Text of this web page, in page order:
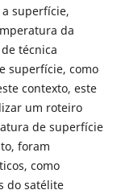
superfície,
da
técnica
superfície, como
contexto, este
um roteiro
de superfície
foram
como
do satélite